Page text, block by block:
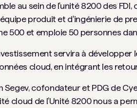
au sein de l'unité 8200 des
produit et d'ingénierie de
500 et emploie 50 personnes
servira à
cloud, en intégrant les
Segev, cofondateur et PDG de
cloud de l’Unité 8200 nous a